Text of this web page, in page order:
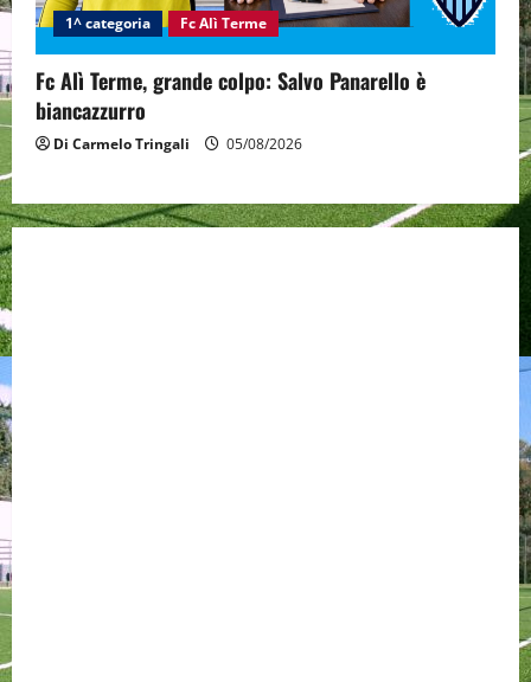
1^ categoria Fc Alì Terme
Fc Alì Terme, grande colpo: Salvo Panarello è
biancazzurro
Di Carmelo Tringali 05/08/2026